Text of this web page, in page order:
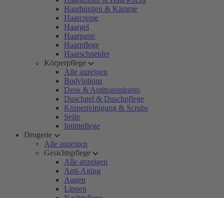
Haarbürsten & Kämme
Haarcreme
Haargel
Haarpaste
Haarpflege
Haarschneider
Körperpflege
Alle anzeigen
Bodylotions
Deos & Antitranspirants
Duschgel & Duschpflege
Körperreinigung & Scrubs
Seife
Intimpflege
Drogerie
Alle anzeigen
Gesichtspflege
Alle anzeigen
Anti-Aging
Augen
Lippen